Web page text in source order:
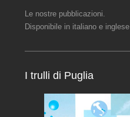
Le nostre pubblicazioni.
Disponibile in italiano e inglese
I trulli di Puglia